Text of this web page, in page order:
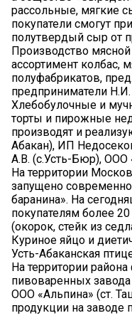
рассольные, мягкие
покупатели смогут
полутвердый сыр от
Производство
ассортимент колбас,
полуфабрикатов,
предприниматели
Хлебобулочные и
торты и пирожные
производят и
Абакан), ИП
А.В. (с.Усть-Бюр), ООО
На территории
запущено
баранина». На
покупателям более
(окорок, стейк из
Куриное яйцо и
Усть-Абаканская
На территории
пивоваренных
ООО «Альпина» (ст.
продукции на заводе